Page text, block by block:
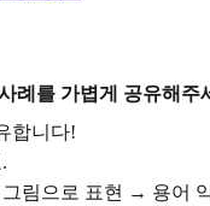
례를 가볍게 공유해주
합니다!
림으로 표현 → 용어